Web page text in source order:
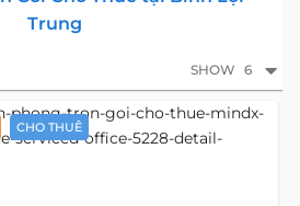
Trung
SHOW 6
CHO THUÊ